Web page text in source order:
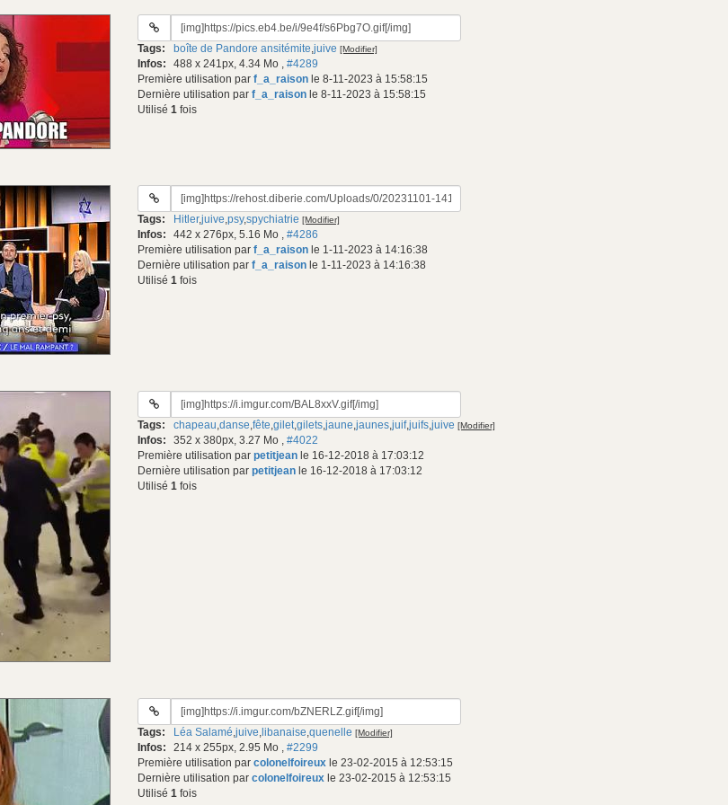
URL
gif:
Tags: boîte de Pandore ansitémite,juive [Modifier]
Infos: 488 x 241px, 4.34 Mo , #4289
Première utilisation par f_a_raison le 8-11-2023 à 15:58:15
Dernière utilisation par f_a_raison le 8-11-2023 à 15:58:15
Utilisé 1 fois
URL
gif:
Tags: Hitler,juive,psy,spychiatrie [Modifier]
Infos: 442 x 276px, 5.16 Mo , #4286
Première utilisation par f_a_raison le 1-11-2023 à 14:16:38
Dernière utilisation par f_a_raison le 1-11-2023 à 14:16:38
Utilisé 1 fois
URL
gif:
Tags: chapeau,danse,fête,gilet,gilets,jaune,jaunes,juif,juifs,juive [Modifier]
Infos: 352 x 380px, 3.27 Mo , #4022
Première utilisation par petitjean le 16-12-2018 à 17:03:12
Dernière utilisation par petitjean le 16-12-2018 à 17:03:12
Utilisé 1 fois
URL
gif:
Tags: Léa Salamé,juive, libanaise,quenelle [Modifier]
Infos: 214 x 255px, 2.95 Mo , #2299
Première utilisation par colonelfoireux le 23-02-2015 à 12:53:15
Dernière utilisation par colonelfoireux le 23-02-2015 à 12:53:15
Utilisé 1 fois